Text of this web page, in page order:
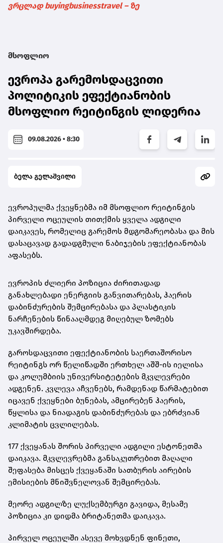
ვრცლად buyingbusinesstravel – ზე
მსოფლიო
ევროპა გარემოსდაცვითი
პოლიტიკის ეფექტიანობის
მსოფლიო რეიტინგის ლიდერია
09.08.2026 • 8:30
ბელა გელაშვილი
ევროპულმა ქვეყნებმა იმ მსოფლიო რეიტინგის
პირველი ოცეულის თითქმის ყველა ადგილი
დაიკავეს, რომელიც გარემოს მდგომარეობასა და მის
დასაცავად გადადგმული ნაბიჯების ეფექტიანობას
აფასებს.
ევროპის ძლიერი პოზიცია ძირითადად
განახლებადი ენერგიის განვითარებას, ჰაერის
დაბინძურების შემცირებასა და პლასტიკის
ნარჩენების წინააღმდეგ მიღებულ ზომებს
უკავშირდება.
გაროსდაცვითი ეფექტიანობის საერთაშორისო
რეიტინგს ორ წელიწადში ერთხელ აშშ-ის იელისა
და კოლუმბიის უნივერსიტეტების მკვლევრები
ადგენენ. კვლევა აჩვენებს, რამდენად წარმატებით
იცავენ ქვეყნები ბუნებას, ამცირებენ ჰაერის,
წყლისა და ნიადაგის დაბინძურებას და ებრძვიან
კლიმატის ცვლილებას.
177 ქვეყანას შორის პირველი ადგილი ესტონეთმა
დაიკავა. მკვლევრებმა განსაკუთრებით მაღალი
შეფასება მისცეს ქვეყანაში სათბურის აირების
ემისიების მნიშვნელოვან შემცირებას.
მეორე ადგილზე ლუქსემბურგი გავიდა, მესამე
პოზიცია კი დიდმა ბრიტანეთმა დაიკავა.
პირველ ოცეულში ასევე მოხვდნენ ფინეთი,